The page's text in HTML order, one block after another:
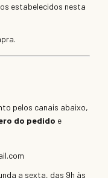
estabelecidos nesta
pelos canais abaixo,
do pedido e
a sexta, das 9h às